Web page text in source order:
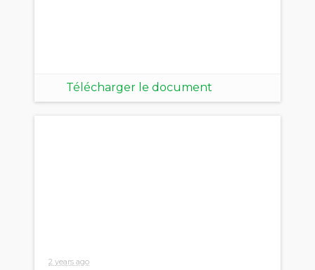
Télécharger le document
2 years ago